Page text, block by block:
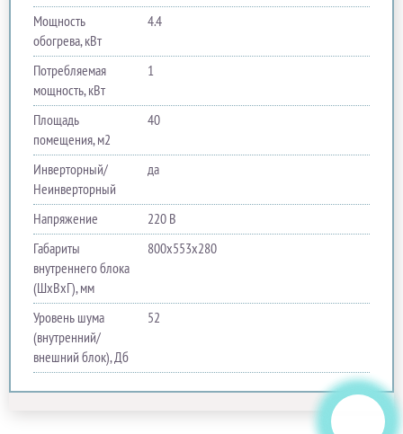
Мощность
обогрева, кВт
4.4
Потребляемая
мощность, кВт
1
Площадь
помещения, м2
40
Инверторный/
Неинверторный
да
Напряжение
220 В
Габариты
внутреннего блока
(ШхВхГ), мм
800х553х280
Уровень шума
(внутренний/
внешний блок), Дб
52